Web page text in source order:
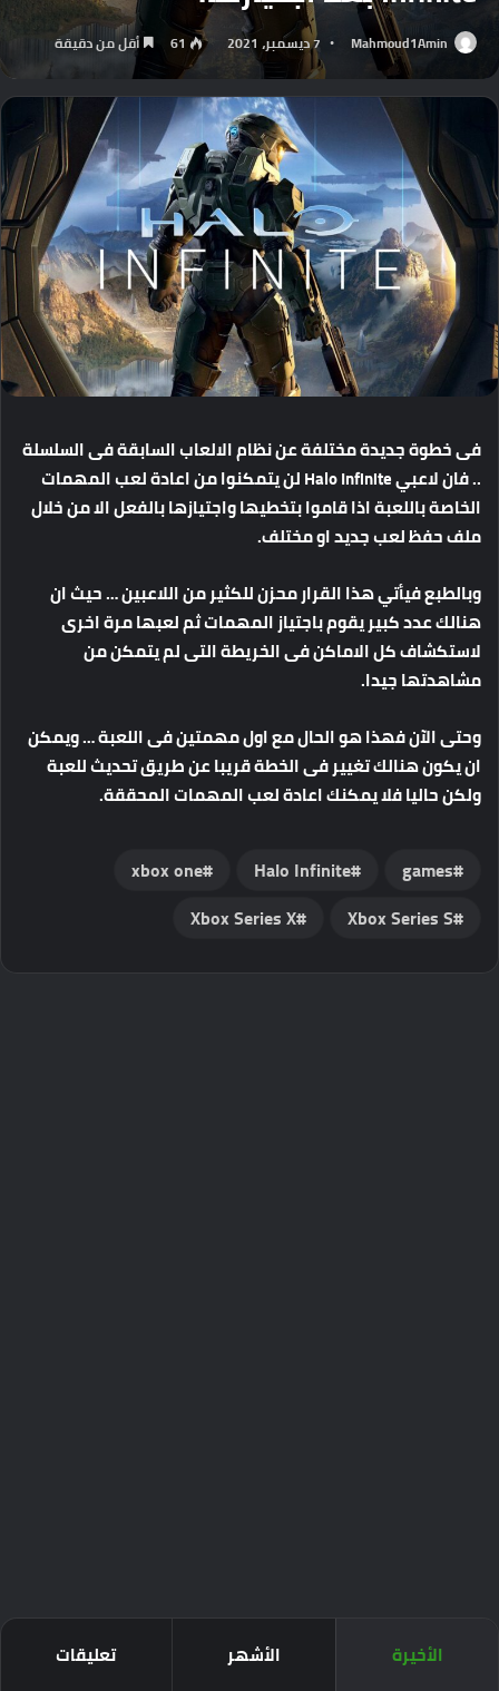
Mahmoud1Amin 7 ديسمبر، 2021 61 أقل من دقيقة
فى خطوة جديدة مختلفة عن نظام الالعاب السابقة فى السلسلة
.. فان لاعبي Halo Infinite لن يتمكنوا من اعادة لعب المهمات
الخاصة باللعبة اذا قاموا بتخطيها واجتيازها بالفعل الا من خلال
ملف حفظ لعب جديد او مختلف.
وبالطبع فيأتي هذا القرار محزن للكثير من اللاعبين … حيث ان
هنالك عدد كبير يقوم باجتياز المهمات ثم لعبها مرة اخرى
لاستكشاف كل الاماكن فى الخريطة التى لم يتمكن من
مشاهدتها جيدا.
وحتى الآن فهذا هو الحال مع اول مهمتين فى اللعبة … ويمكن
ان يكون هنالك تغيير فى الخطة قريبا عن طريق تحديث للعبة
ولكن حاليا فلا يمكنك اعادة لعب المهمات المحققة.
games
Halo Infinite
xbox one
Xbox Series S
Xbox Series X
الأخيرة الأشهر تعليقات